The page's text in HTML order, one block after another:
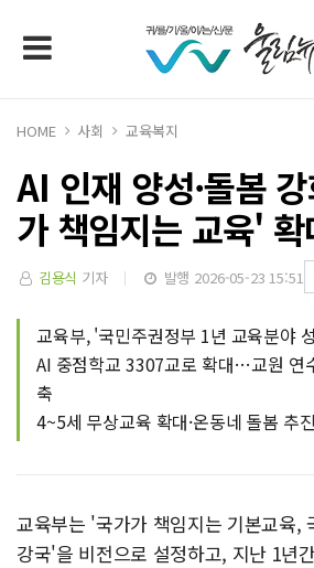
HOME 사회 교육복지
AI 인재 양성·돌봄
가 책임지는 교육' 확
김용식 기자 발행 2026-05-23 15:51
교육부, '국민주권정부 1년 교육분야
AI 중점학교 3307교로 확대…교원 연
축
4~5세 무상교육 확대·온동네 돌봄
교육부는 '국가가 책임지는 기본교육,
강국'을 비전으로 설정하고, 지난 1년